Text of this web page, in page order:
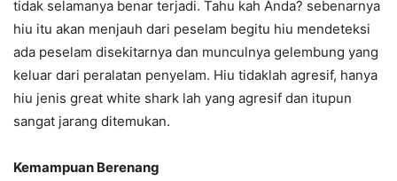
tidak selamanya benar terjadi. Tahu kah Anda? sebenarnya
hiu itu akan menjauh dari peselam begitu hiu mendeteksi
ada peselam disekitarnya dan munculnya gelembung yang
keluar dari peralatan penyelam. Hiu tidaklah agresif, hanya
hiu jenis great white shark lah yang agresif dan itupun
sangat jarang ditemukan.
Kemampuan Berenang